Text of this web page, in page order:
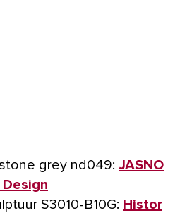
grey nd049: JASNO
Design
S3010-B10G: Histor